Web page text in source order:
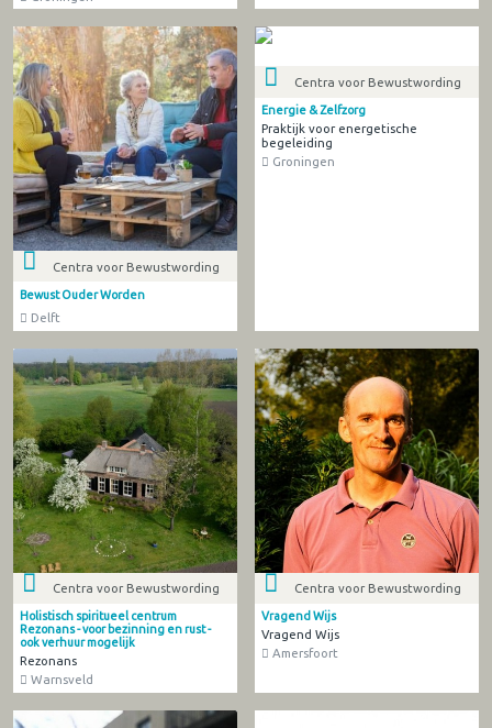
Centra voor Bewustwording
Bewust Ouder Worden
Delft
Centra voor Bewustwording
Energie & Zelfzorg
Praktijk voor energetische
begeleiding
Groningen
Centra voor Bewustwording
Holistisch spiritueel centrum
Rezonans - voor bezinning en rust -
ook verhuur mogelijk
Rezonans
Warnsveld
Centra voor Bewustwording
Vragend Wijs
Vragend Wijs
Amersfoort